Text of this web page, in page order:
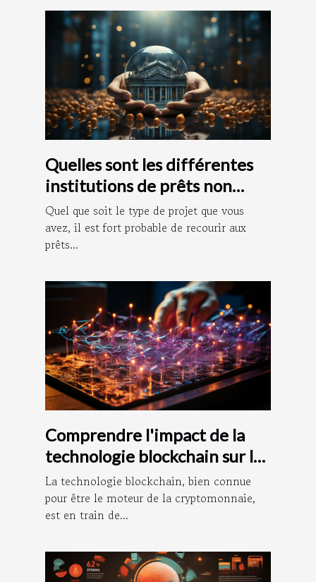
Quelles sont les différentes
institutions de prêts non
bancaires ?
Quel que soit le type de projet que vous
avez, il est fort probable de recourir aux
prêts...
Comprendre l'impact de la
technologie blockchain sur la
comptabilité
La technologie blockchain, bien connue
pour être le moteur de la cryptomonnaie,
est en train de...